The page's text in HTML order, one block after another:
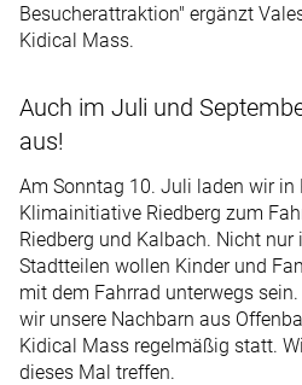
Besucherattraktion" ergänzt
Kidical Mass.
Auch im Juli und
aus!
Am Sonntag 10. Juli laden wir in
Klimainitiative Riedberg zum
Riedberg und Kalbach. Nicht
Stadtteilen wollen Kinder und
mit dem Fahrrad unterwegs
wir unsere Nachbarn aus
Kidical Mass regelmäßig statt.
dieses Mal treffen.